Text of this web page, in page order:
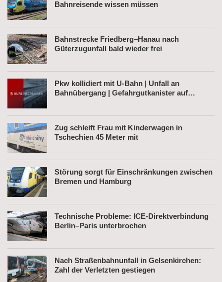
Bahnreisende wissen müssen
Bahnstrecke Friedberg–Hanau nach
Güterzugunfall bald wieder frei
Pkw kollidiert mit U-Bahn | Unfall an
Bahnübergang | Gefahrgutkanister auf
Zug schleift Frau mit Kinderwagen in
Tschechien 45 Meter mit
Störung sorgt für Einschränkungen zwischen
Bremen und Hamburg
Technische Probleme: ICE-Direktverbindung
Berlin–Paris unterbrochen
Nach Straßenbahnunfall in Gelsenkirchen:
Zahl der Verletzten gestiegen